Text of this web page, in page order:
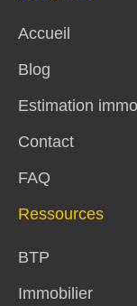
Accueil
Blog
Estimation
Contact
FAQ
Ressources
BTP
Immobilier